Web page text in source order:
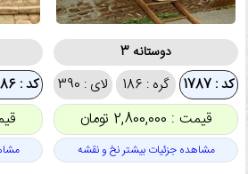
دوستانه 3
کد : 1787 گره : 186 لای : 390
قیمت : 2,800,000 تومان
مشاهده جزئیات بیشتر نخ و نقشه
کد : 1786
قیمت :